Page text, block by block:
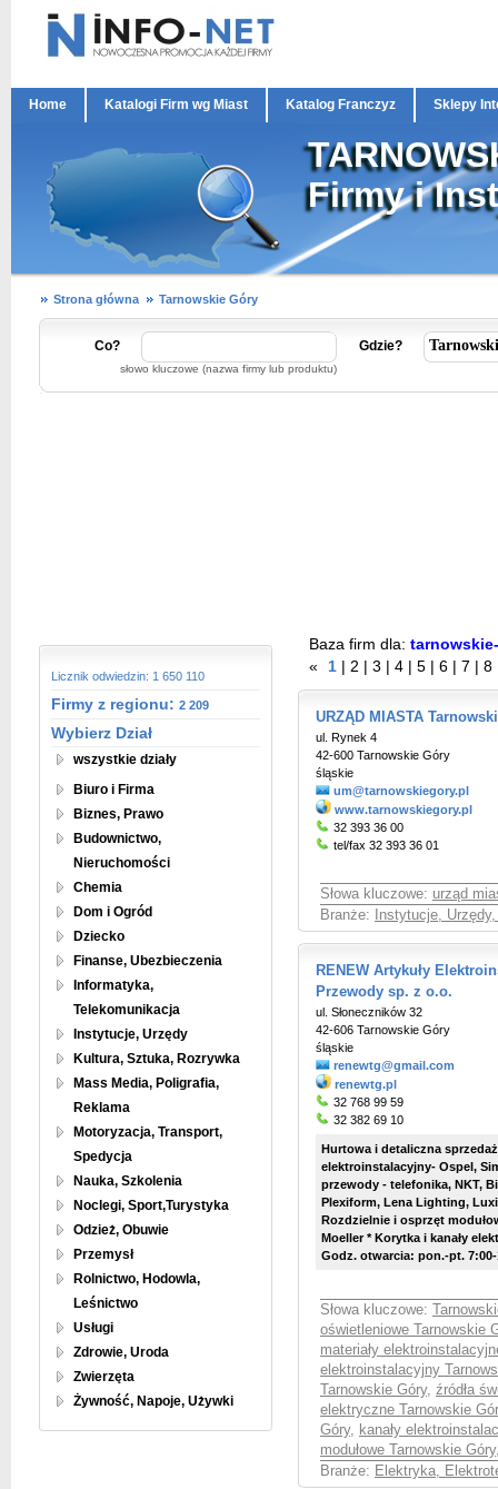
Home Katalogi Firm wg Miast Katalog Franczyz Sklepy
Firmy i
Strona główna Tarnowskie Góry
Co?
słowo kluczowe (nazwa firmy lub produktu)
Gdzie?
Licznik odwiedzin: 1 650 110
Firmy z regionu: 2 209
Wybierz Dział
wszystkie działy
Biuro i Firma
Biznes, Prawo
Budownictwo,
Nieruchomości
Chemia
Dom i Ogród
Dziecko
Finanse, Ubezbieczenia
Informatyka,
Telekomunikacja
Instytucje, Urzędy
Kultura, Sztuka, Rozrywka
Mass Media, Poligrafia,
Reklama
Motoryzacja, Transport,
Spedycja
Nauka, Szkolenia
Noclegi, Sport,Turystyka
Odzież, Obuwie
Przemysł
Rolnictwo, Hodowla,
Leśnictwo
Usługi
Zdrowie, Uroda
Zwierzęta
Żywność, Napoje, Używki
Baza firm dla:
«
1 2 3 4 5 6 7 8
URZĄD MIASTA
ul. Rynek 4
42-600 Tarnowskie Góry
śląskie
um@tarnowskiegory.pl
www.tarnowskiegory.pl
32 393 36 00
tel/fax 32 393 36 01
Słowa kluczowe: urząd
Branże:
Instytucje,
RENEW Artykuły
Przewody sp. z o.o.
ul. Słoneczników 32
42-606 Tarnowskie Góry
śląskie
renewtg@gmail.com
renewtg.pl
32 768 99 59
32 382 69 10
Hurtowa i detaliczna
elektroinstalacyjny- Ospel,
przewody - telefonika, NKT,
Plexiform, Lena Lighting,
Rozdzielnie i osprzęt
Moeller * Korytka i kanały
Godz. otwarcia: pon.-pt.
Słowa kluczowe:
oświetleniowe Tarnowskie
materiały
elektroinstalacyjny
Tarnowskie Góry, źródła
elektryczne Tarnowskie
Góry, kanały
modułowe Tarnowskie Góry
Branże: Elektryka,